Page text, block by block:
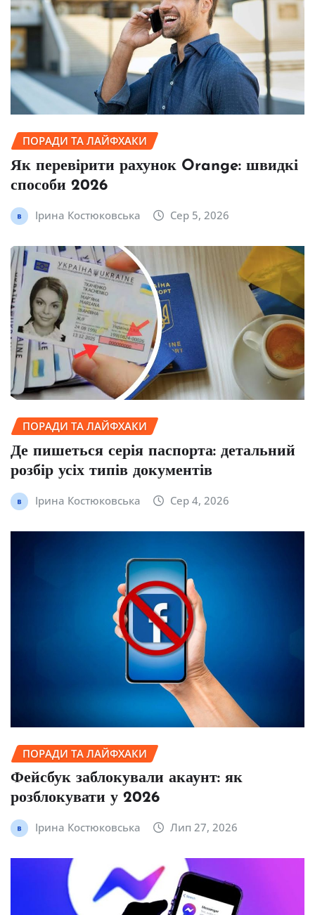
ПОРАДИ ТА ЛАЙФХАКИ
Як перевірити рахунок Orange: швидкі
способи 2026
Ірина Костюковська Сер 5, 2026
ПОРАДИ ТА ЛАЙФХАКИ
Де пишеться серія паспорта: детальний
розбір усіх типів документів
Ірина Костюковська Сер 4, 2026
ПОРАДИ ТА ЛАЙФХАКИ
Фейсбук заблокували акаунт: як
розблокувати у 2026
Ірина Костюковська Лип 27, 2026